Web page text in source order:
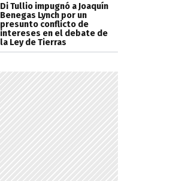
Di Tullio impugnó a Joaquín
Benegas Lynch por un
presunto conflicto de
intereses en el debate de
la Ley de Tierras